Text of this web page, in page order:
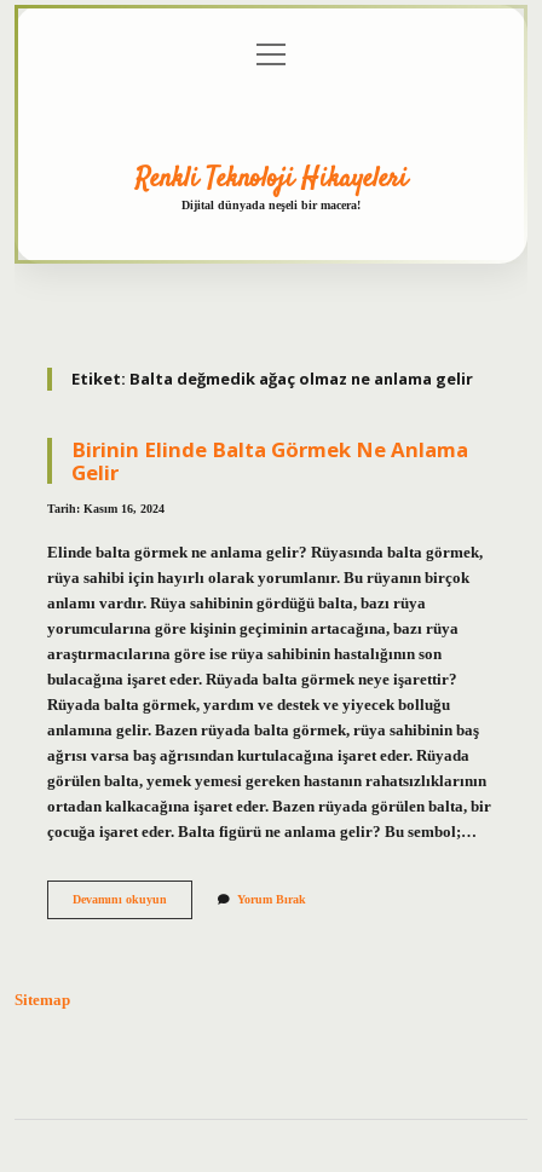
menüyü
aç
Renkli Teknoloji Hikayeleri
Dijital dünyada neşeli bir macera!
Etiket: Balta değmedik ağaç olmaz ne anlama gelir
Birinin Elinde Balta Görmek Ne Anlama
Gelir
Tarih: Kasım 16, 2024
Elinde balta görmek ne anlama gelir? Rüyasında balta görmek,
rüya sahibi için hayırlı olarak yorumlanır. Bu rüyanın birçok
anlamı vardır. Rüya sahibinin gördüğü balta, bazı rüya
yorumcularına göre kişinin geçiminin artacağına, bazı rüya
araştırmacılarına göre ise rüya sahibinin hastalığının son
bulacağına işaret eder. Rüyada balta görmek neye işarettir?
Rüyada balta görmek, yardım ve destek ve yiyecek bolluğu
anlamına gelir. Bazen rüyada balta görmek, rüya sahibinin baş
ağrısı varsa baş ağrısından kurtulacağına işaret eder. Rüyada
görülen balta, yemek yemesi gereken hastanın rahatsızlıklarının
ortadan kalkacağına işaret eder. Bazen rüyada görülen balta, bir
çocuğa işaret eder. Balta figürü ne anlama gelir? Bu sembol;…
Devamını okuyunBirinin
Yorum Bırak
Sitemap